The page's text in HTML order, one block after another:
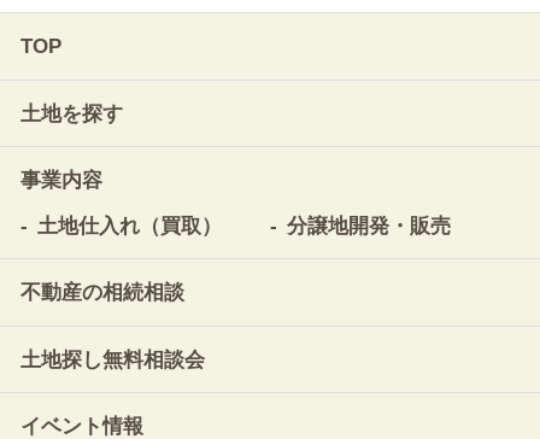
TOP
土地を探す
事業内容
土地仕入れ（買取）
分譲地開発・販売
不動産の相続相談
土地探し無料相談会
イベント情報